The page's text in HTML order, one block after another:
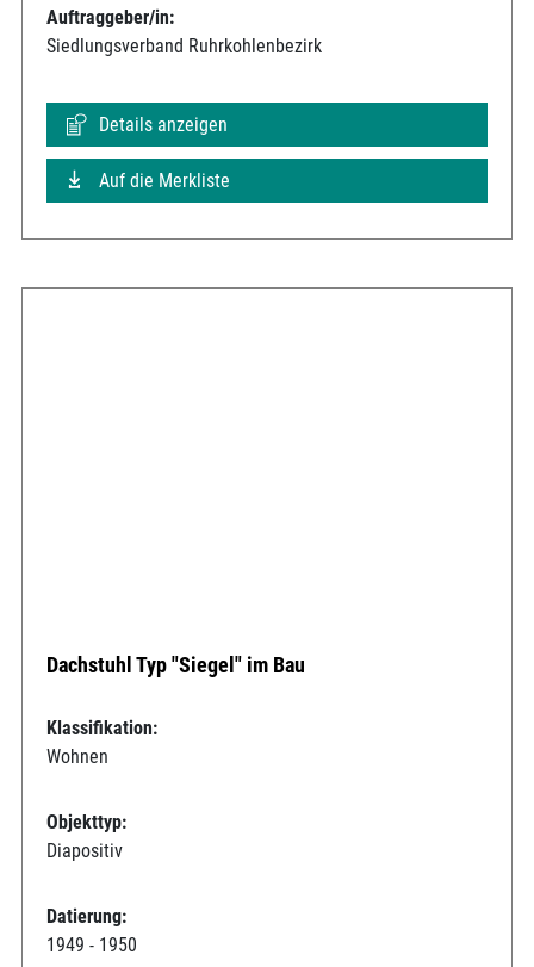
Auftraggeber/in:
Siedlungsverband Ruhrkohlenbezirk
Details anzeigen
Auf die Merkliste
Dachstuhl Typ "Siegel" im Bau
Klassifikation:
Wohnen
Objekttyp:
Diapositiv
Datierung:
1949 - 1950